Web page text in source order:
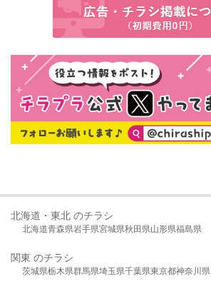
北海道・東北 のチラシ
北海道青森県岩手県宮城県秋田県山形県福島県
関東 のチラシ
茨城県栃木県群馬県埼玉県千葉県東京都神奈川県